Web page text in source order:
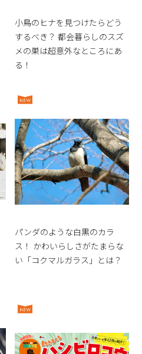
小鳥のヒナを見つけたらどう
するべき？ 都会暮らしのスズ
メの巣は超意外なところにあ
る！
パンダのような白黒のカラ
ス！ かわいらしさがたまらな
い「コクマルガラス」とは？